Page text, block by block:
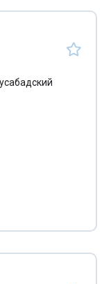
автомобили